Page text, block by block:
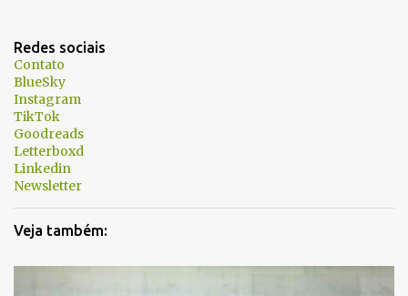
Redes sociais
Contato
BlueSky
Instagram
TikTok
Goodreads
Letterboxd
Linkedin
Newsletter
Veja também: